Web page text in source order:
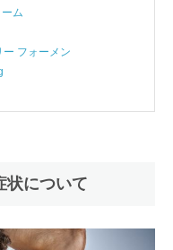
ム
フォーメン
状について